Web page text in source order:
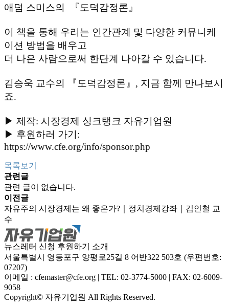
애덤 스미스의  『도덕감정론』
이 책을 통해 우리는 인간관계 및 다양한 커뮤니케
이션 방법을 배우고
더 나은 사람으로써 한단계 나아갈 수 있습니다.
김승욱 교수의 『도덕감정론』, 지금 함께 만나보시
죠.
▶ 제작: 시장경제 싱크탱크 자유기업원
▶ 후원하러 가기:
https://www.cfe.org/info/sponsor.php
목록보기
관련글
관련 글이 없습니다.
이전글
자유주의 시장경제는 왜 좋은가?｜정치경제강좌｜김인철 교
수
뉴스레터 신청 후원하기
소개
서울특별시 영등포구 양평로25길 8 어반322 503호 (우편번호:
07207)
이메일 : cfemaster@cfe.org | TEL: 02-3774-5000 | FAX: 02-6009-
9058
Copyright© 자유기업원 All Rights Reserved.